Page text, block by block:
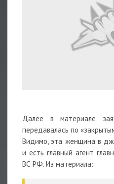
Далее в материале
передавалась по
Видимо, эта женщина в
и есть главный агент
ВС РФ. Из материала: